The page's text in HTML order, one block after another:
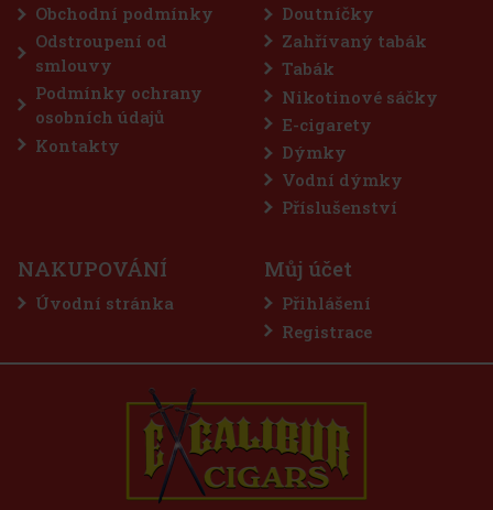
62 Kč bez DPH 75 Kč
E-Zigarette LIO BASE PRO - Gold
(2 ks)
Obchodní podmínky
Odstroupení od
smlouvy
Podmínky ochrany
osobních údajů
Kontakty
Doutníčky
Zahřívaný tabák
Tabák
Nikotinové sáčky
E-cigarety
Dýmky
Vodní dýmky
Příslušenství
NAKUPOVÁNÍ
Úvodní stránka
Můj účet
Přihlášení
Registrace